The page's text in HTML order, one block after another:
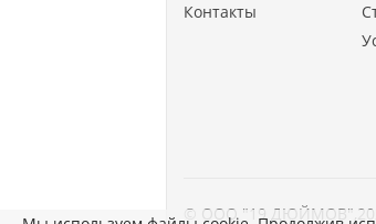
Контакты
© ООО "19 ДЮЙМОВ"